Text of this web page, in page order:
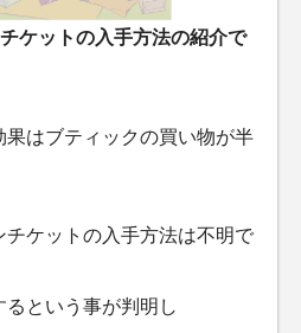
ケットの入手方法の紹介で
はブティックの買い物が半
ケットの入手方法は不明で
という事が判明し